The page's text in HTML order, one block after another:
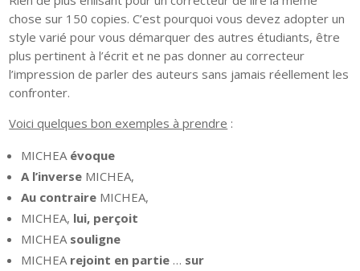
chose sur 150 copies. C’est pourquoi vous devez adopter un
style varié pour vous démarquer des autres étudiants, être
plus pertinent à l’écrit et ne pas donner au correcteur
l’impression de parler des auteurs sans jamais réellement les
confronter.
Voici quelques bon exemples à prendre :
MICHEA évoque
A l’inverse MICHEA,
Au contraire MICHEA,
MICHEA, lui, perçoit
MICHEA souligne
MICHEA rejoint en partie … sur